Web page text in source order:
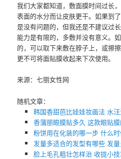
我们大家都知道，敷面膜时间过长
表面的水分而让皮肤更干。如果到
是没有问题的，但我还是不建议过
能力是有限的，多敷并没有意义。
的，可以取下来敷在脖子上，或擦
更不可将面贴膜收起来下次使用。
来源：七丽女性网
随机文章：
韩国香甜芭比娃娃妆画法 水
香蒲丽眼膜贴多久 这款眼贴
粉饼用在化装的哪一步 什么
发量多适合的发型有哪些 发
脸上毛孔粗壮怎样治 收拢小技